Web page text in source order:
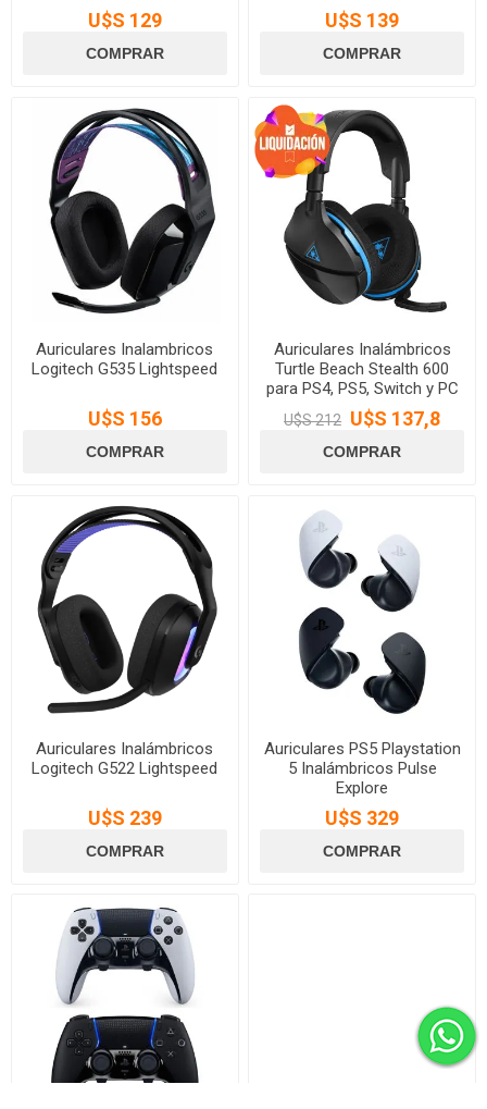
U$S 129 U$S 139
Auriculares Inalambricos
Logitech G535 Lightspeed
U$S 156
Auriculares Inalámbricos
Turtle Beach Stealth 600
para PS4, PS5, Switch y PC
U$S 212 U$S 137,8
Auriculares Inalámbricos
Logitech G522 Lightspeed
U$S 239
Auriculares PS5 Playstation
5 Inalámbricos Pulse
Explore
U$S 329